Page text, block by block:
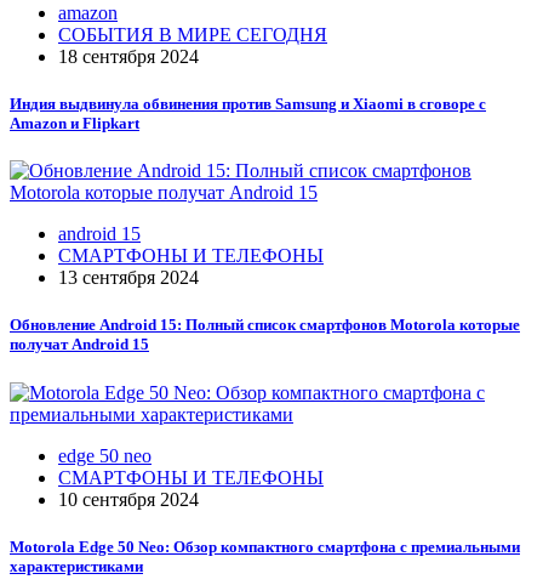
amazon
СОБЫТИЯ В МИРЕ СЕГОДНЯ
18 сентября 2024
Индия выдвинула обвинения против Samsung и Xiaomi в сговоре с
Amazon и Flipkart
android 15
СМАРТФОНЫ И ТЕЛЕФОНЫ
13 сентября 2024
Обновление Android 15: Полный список смартфонов Motorola которые
получат Android 15
edge 50 neo
СМАРТФОНЫ И ТЕЛЕФОНЫ
10 сентября 2024
Motorola Edge 50 Neo: Обзор компактного смартфона с премиальными
характеристиками